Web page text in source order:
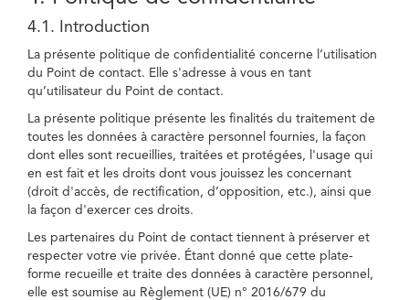
4.1. Introduction
La présente politique de confidentialité concerne l’utilisation
du Point de contact. Elle s'adresse à vous en tant
qu’utilisateur du Point de contact.
La présente politique présente les finalités du traitement de
toutes les données à caractère personnel fournies, la façon
dont elles sont recueillies, traitées et protégées, l'usage qui
en est fait et les droits dont vous jouissez les concernant
(droit d'accès, de rectification, d’opposition, etc.), ainsi que
la façon d'exercer ces droits.
Les partenaires du Point de contact tiennent à préserver et
respecter votre vie privée. Étant donné que cette plate-
forme recueille et traite des données à caractère personnel,
elle est soumise au Règlement (UE) n° 2016/679 du